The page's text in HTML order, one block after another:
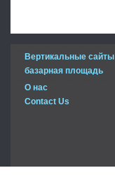
Вертикальные сайты
базарная площадь
О нас
Contact Us